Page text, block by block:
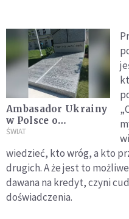
Ambasador Ukrainy
w Polsce o
ekshumacji ofiar
to droga
dwukierunkowa
ŚWIAT
wiedzieć, kto wróg, a kto
drugich. A że jest to
dawana na kredyt, czyni
doświadczenia.